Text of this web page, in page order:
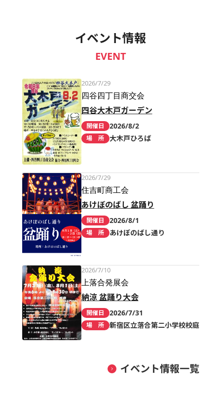
イベント情報
EVENT
2026/7/29
四谷四丁目商交会
四谷大木戸ガーデン
開催日 2026/8/2
場 所 大木戸ひろば
2026/7/29
住吉町商工会
あけぼのばし 盆踊り
開催日 2026/8/1
場 所 あけぼのばし通り
2026/7/10
上落合発展会
納涼 盆踊り大会
開催日 2026/7/31
場 所 新宿区立落合第二小学校校庭
イベント情報一覧